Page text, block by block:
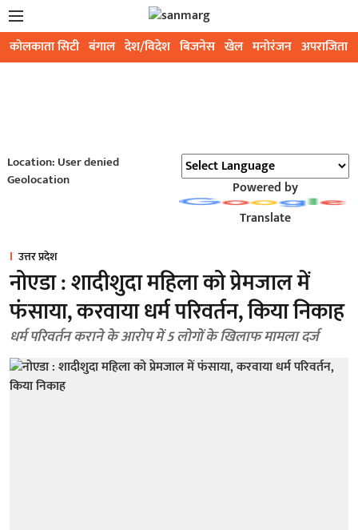
कोलकाता सिटी बंगाल देश/विदेश बिजनेस खेल मनोरंजन अपराजिता
Location: User denied
Geolocation
Powered by
Translate
उत्तर प्रदेश
नोएडा : शादीशुदा महिला को प्रेमजाल में
फंसाया, करवाया धर्म परिवर्तन, किया निकाह
धर्म परिवर्तन कराने के आरोप में 5 लोगों के खिलाफ मामला दर्ज